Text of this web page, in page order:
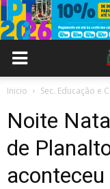
Inicio Sec. Educação e
Noite
de